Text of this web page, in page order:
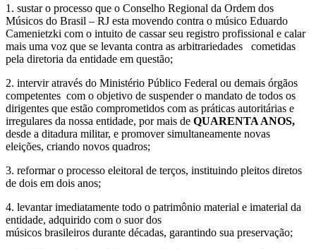
1. sustar o processo que o Conselho Regional da Ordem dos
Músicos do Brasil – RJ esta movendo contra o músico Eduardo
Camenietzki com o intuito de cassar seu registro profissional e calar
mais uma voz que se levanta contra as arbitrariedades cometidas
pela diretoria da entidade em questão;
2. intervir através do Ministério Público Federal ou demais órgãos
competentes com o objetivo de suspender o mandato de todos os
dirigentes que estão comprometidos com as práticas autoritárias e
irregulares da nossa entidade, por mais de QUARENTA ANOS,
desde a ditadura militar, e promover simultaneamente novas
eleições, criando novos quadros;
3. reformar o processo eleitoral de terços, instituindo pleitos diretos
de dois em dois anos;
4. levantar imediatamente todo o patrimônio material e imaterial da
entidade, adquirido com o suor dos
músicos brasileiros durante décadas, garantindo sua preservação;